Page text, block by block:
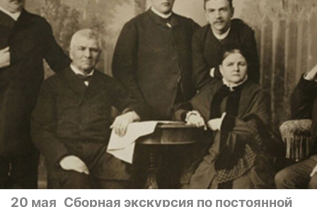
20 мая Сборная экскурсия по постоянной